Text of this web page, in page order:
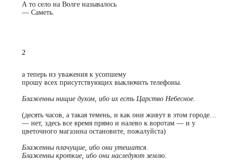
А то село на Волге называлось
—Саметь.
2
а теперь из уважения к усопшему
прошу всех присутствующих выключить телефоны.
Блаженны нищие духом, ибо их есть Царство Небесное.
(десять часов, а такая темень, и как они живут в этом городе…
— нет, здесь все время прямо и налево к воротам — и у
цветочного магазина остановите, пожалуйста)
Блаженны плачущие, ибо они утешатся.
Блаженны кроткие, ибо они наследуют землю.